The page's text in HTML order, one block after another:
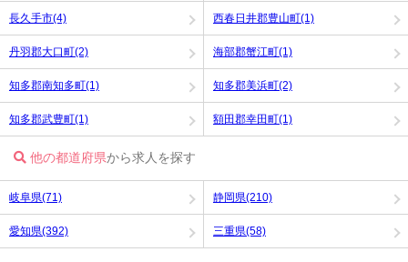
長久手市(4) 西春日井郡豊山町(1)
丹羽郡大口町(2) 海部郡蟹江町(1)
知多郡南知多町(1) 知多郡美浜町(2)
知多郡武豊町(1) 額田郡幸田町(1)
他の都道府県から求人を探す
岐阜県(71) 静岡県(210)
愛知県(392) 三重県(58)